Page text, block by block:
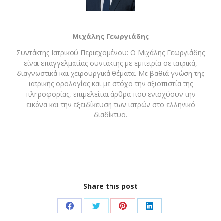
Μιχάλης Γεωργιάδης
Συντάκτης Ιατρικού Περιεχομένου: Ο Μιχάλης Γεωργιάδης
είναι επαγγελματίας συντάκτης με εμπειρία σε ιατρικά,
διαγνωστικά και χειρουργικά θέματα. Με βαθιά γνώση της
ιατρικής ορολογίας και με στόχο την αξιοπιστία της
πληροφορίας, επιμελείται άρθρα που ενισχύουν την
εικόνα και την εξειδίκευση των ιατρών στο ελληνικό
διαδίκτυο.
Share this post